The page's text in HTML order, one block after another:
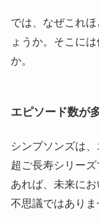
では、なぜこれ
ょうか。そこに
か。
エピソード数が
シンプソンズは
超ご長寿シリー
あれば、未来に
不思議ではありま